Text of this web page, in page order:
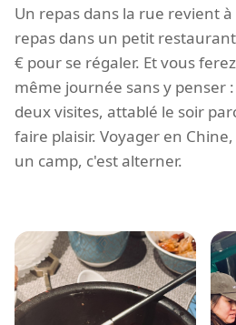
Un repas dans la rue revient
repas dans un petit
€ pour se régaler. Et vous
même journée sans y penser
deux visites, attablé le soir
faire plaisir. Voyager en
un camp, c'est alterner.